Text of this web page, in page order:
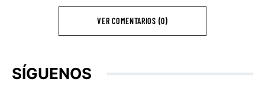
VER COMENTARIOS (0)
SÍGUENOS